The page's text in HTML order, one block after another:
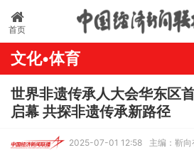
首页
文化•体育
世界非遗传承人大会华东区
启幕 共探非遗传承新路径
2025-07-01 12:58 主编：靳向